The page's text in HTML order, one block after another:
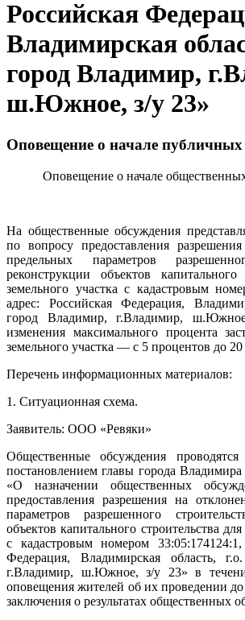
Российская
Владимирская
город Владимир,
ш.Южное, з/у 23»
Оповещение о начале
Оповещение о начале
На общественные обсуждения
по вопросу предоставления
предельных параметров
реконструкции объектов капитального
земельного участка с кадастровым
адрес: Российская Федерация,
город Владимир, г.Владимир,
изменения максимального процента
земельного участка — с 5 процентов до
Перечень информационных материалов:
1. Ситуационная схема.
Заявитель: ООО «Ревяки»
Общественные обсуждения
постановлением главы города
«О назначении общественных
предоставления разрешения на
параметров разрешенного
объектов капитального строительства
с кадастровым номером 33:05:174124:1,
Федерация, Владимирская область,
г.Владимир, ш.Южное, з/у 23» в
оповещения жителей об их проведении
заключения о результатах общественных